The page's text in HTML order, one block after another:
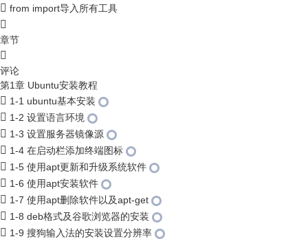
from import导入所有工具
章节
评论
第1章 Ubuntu安装教程
1-1 ubuntu基本安装
1-2 设置语言环境
1-3 设置服务器镜像源
1-4 在启动栏添加终端图标
1-5 使用apt更新和升级系统软件
1-6 使用apt安装软件
1-7 使用apt删除软件以及apt-get
1-8 deb格式及谷歌浏览器的安装
1-9 搜狗输入法的安装设置分辨率